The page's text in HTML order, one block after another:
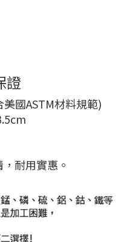
證
國ASTM材料規範)
耐用實惠。